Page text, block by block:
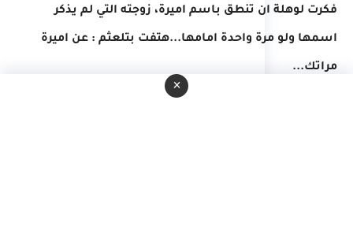
فكرت لوهلة ان تنطق باسم اميرة، زوجته التي لم يذكر
اسمها ولو مرة واحدة امامها...هتفت بتلعثم : عن اميرة
مراتك...
×